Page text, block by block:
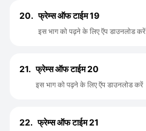
20. फ्रेम्स ऑफ टाईम 19
इस भाग को पढ़ने के लिए ऍप डाउनलोड करें
21. फ्रेम्स ऑफ टाईम 20
इस भाग को पढ़ने के लिए ऍप डाउनलोड करें
22. फ्रेम्स ऑफ टाईम 21